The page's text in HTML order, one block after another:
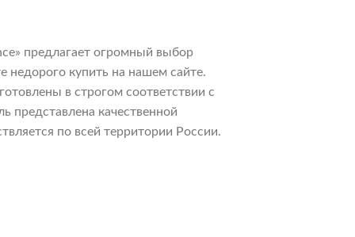
предлагает огромный выбор
недорого купить на нашем сайте.
в строгом соответствии с
представлена качественной
по всей территории России.